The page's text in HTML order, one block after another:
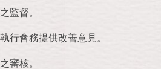
監督。
行會務提供改善意見。
審核。